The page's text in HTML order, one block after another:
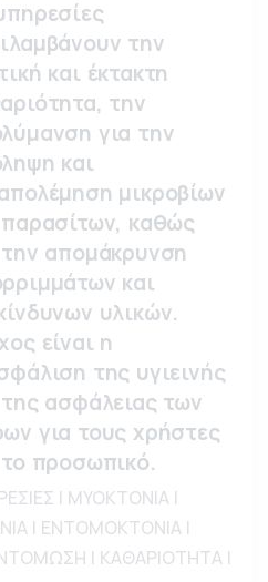
την
και έκτακτη
την
για την
και
μικροβίων
παρασίτων, καθώς
την απομάκρυνση
και
υλικών.
είναι η
της υγιεινής
της ασφάλειας των
για τους χρήστες
το προσωπικό.
| ΜΥΟΚΤΟΝΙΑ |
| ΕΝΤΟΜΟΚΤΟΝΙΑ |
| ΚΑΘΑΡΙΟΤΗΤΑ |